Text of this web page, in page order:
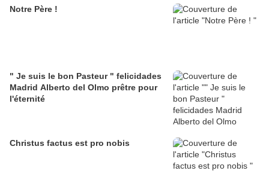
Notre Père !
" Je suis le bon Pasteur " felicidades
Madrid Alberto del Olmo prêtre pour
l'éternité
Christus factus est pro nobis